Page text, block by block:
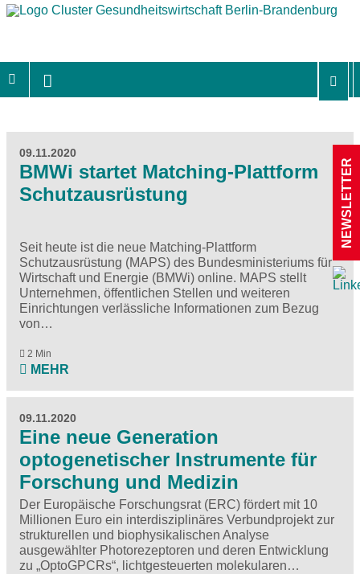
09.11.2020
BMWi startet Matching-Plattform
Schutzausrüstung
Seit heute ist die neue Matching-Plattform
Schutzausrüstung (MAPS) des Bundesministeriums für
Wirtschaft und Energie (BMWi) online. MAPS stellt
Unternehmen, öffentlichen Stellen und weiteren
Einrichtungen verlässliche Informationen zum Bezug
von…
2 Min
MEHR
09.11.2020
Eine neue Generation
optogenetischer Instrumente für
Forschung und Medizin
Der Europäische Forschungsrat (ERC) fördert mit 10
Millionen Euro ein interdisziplinäres Verbundprojekt zur
strukturellen und biophysikalischen Analyse
ausgewählter Photorezeptoren und deren Entwicklung
zu „OptoGPCRs“, lichtgesteuerten molekularen…
NEWSLETTER